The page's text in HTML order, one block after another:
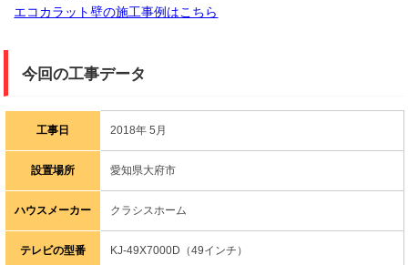
エコカラット壁の施工事例はこちら
今回の工事データ
工事日 2018年 5月
設置場所 愛知県大府市
ハウスメーカー クラシスホーム
テレビの型番 KJ-49X7000D（49インチ）